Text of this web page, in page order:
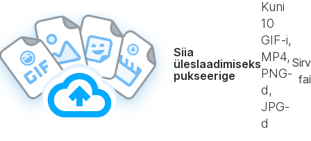
Siia
üleslaadimiseks
pukseerige
Kuni
10
GIF-i,
MP4,
PNG-
d,
JPG-
d